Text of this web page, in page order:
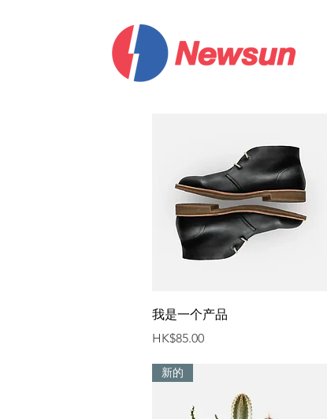
快速瀏覽
我是一个产品
價格
HK$85.00
新的